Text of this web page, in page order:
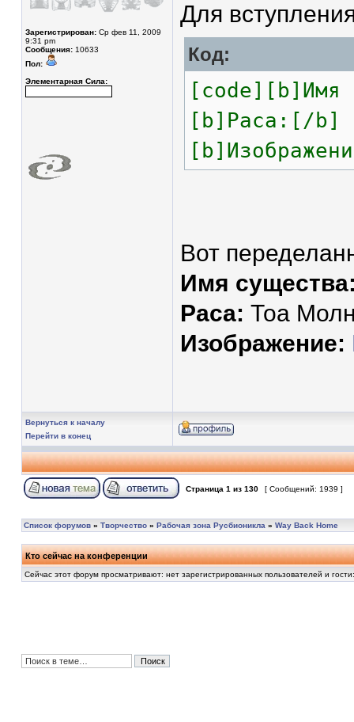
Зарегистрирован: Ср фев 11, 2009
9:31 pm
Сообщения: 10633
Пол:
Элементарная Сила:
Для
Код:
[code][b]Имя
[b]Раса:[/b]
Вот
Имя
Раса: Тоа
Изображение:
Вернуться к началу
Перейти в конец
Страница 1 из 130 [ Сообщений: 1939 ]
Список форумов » Творчество » Рабочая зона Русбионикла » Way Back Home
Кто сейчас на конференции
Сейчас этот форум просматривают: нет зарегистрированных пользователей и